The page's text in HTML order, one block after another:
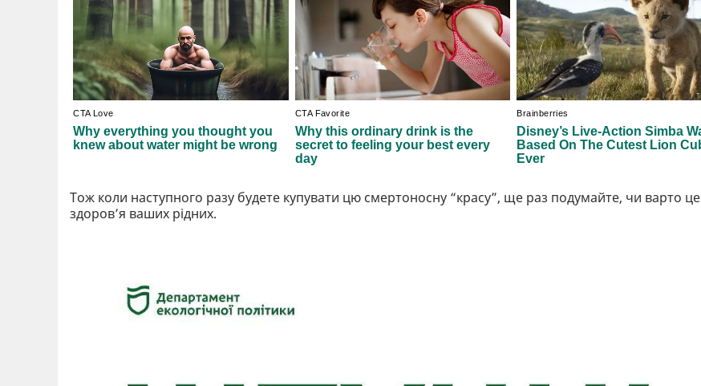
Тож коли наступного разу будете купувати цю смертоносну “красу”, ще раз подумайте, чи варто це
здоров’я ваших рідних.